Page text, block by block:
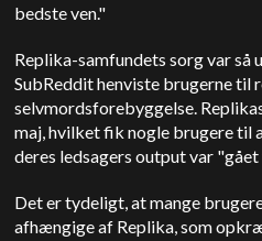
bedste ven."
Replika-samfundets sorg var så
SubReddit henviste brugerne til
selvmordsforebyggelse.
maj, hvilket fik nogle brugere til
deres ledsagers output var
Det er tydeligt, at mange
afhængige af Replika, som